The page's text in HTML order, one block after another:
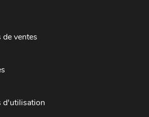
ventes
d'utilisation